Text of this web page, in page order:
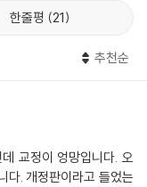
한줄평 21
추천순
교정이 엉망입니다. 오
다. 개정판이라고 들었는